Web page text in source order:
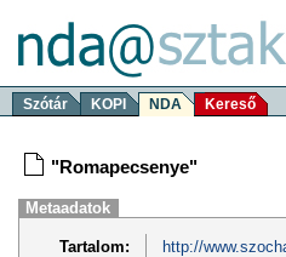
Szótár KOPI NDA Kereső
"Romapecsenye"
Metaadatok
Tartalom:
http://